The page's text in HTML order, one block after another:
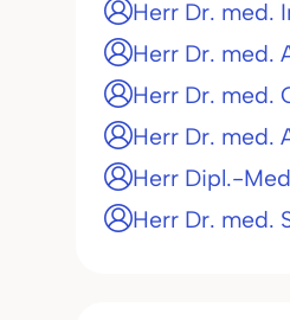
Herr Dr. med.
Herr Dr. med.
Herr Dr. med.
Herr Dr. med.
Herr Dipl.-
Herr Dr. med.